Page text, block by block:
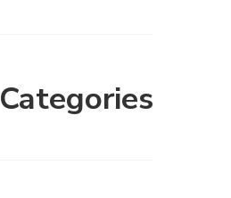
Categories